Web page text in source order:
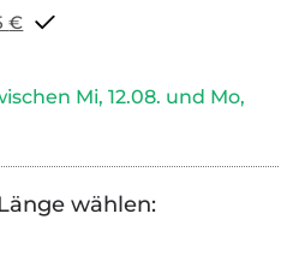
Portoflat schon ab 9,95 €
Mi, 12.08. und Mo,
wählen: